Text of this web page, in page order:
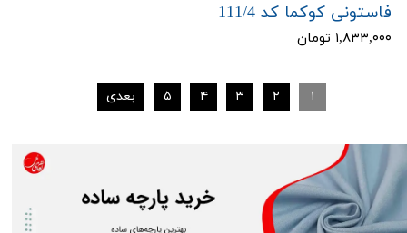
فاستونی کوکما کد 111/4
۱,۸۳۳,۰۰۰ تومان
۱ ۲ ۳ ۴ ۵ بعدی